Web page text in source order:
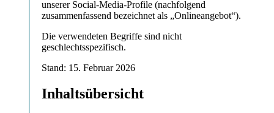
unserer Social-Media-Profile (nachfolgend
zusammenfassend bezeichnet als „Onlineangebot“).
Die verwendeten Begriffe sind nicht
geschlechtsspezifisch.
Stand: 15. Februar 2026
Inhaltsübersicht